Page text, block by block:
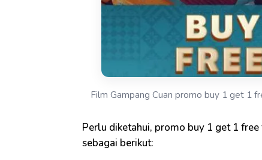
Film Gampang Cuan promo buy 1 get 1
Perlu diketahui, promo buy 1 get 1
sebagai berikut: